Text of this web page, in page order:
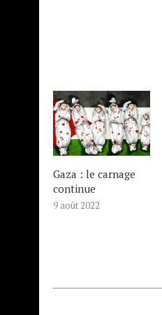
Gaza : le carnage
continue
9 août 2022